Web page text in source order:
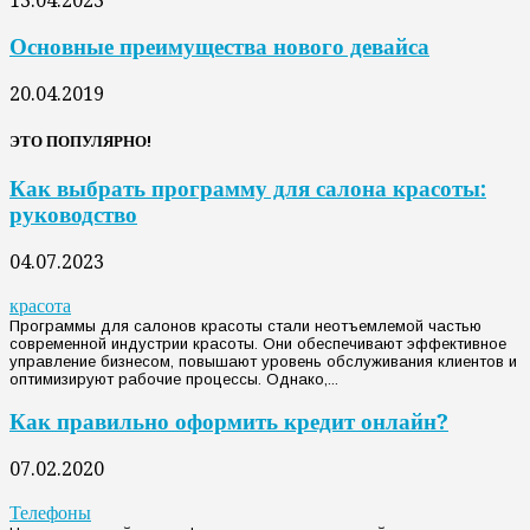
Основные преимущества нового девайса
20.04.2019
ЭТО ПОПУЛЯРНО!
Как выбрать программу для салона красоты:
руководство
04.07.2023
красота
Программы для салонов красоты стали неотъемлемой частью
современной индустрии красоты. Они обеспечивают эффективное
управление бизнесом, повышают уровень обслуживания клиентов и
оптимизируют рабочие процессы. Однако,...
Как правильно оформить кредит онлайн?
07.02.2020
Телефоны